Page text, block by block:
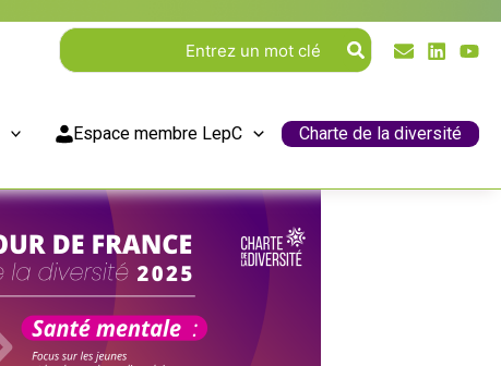
Rechercher:
Espace membre LepC Charte de la diversité